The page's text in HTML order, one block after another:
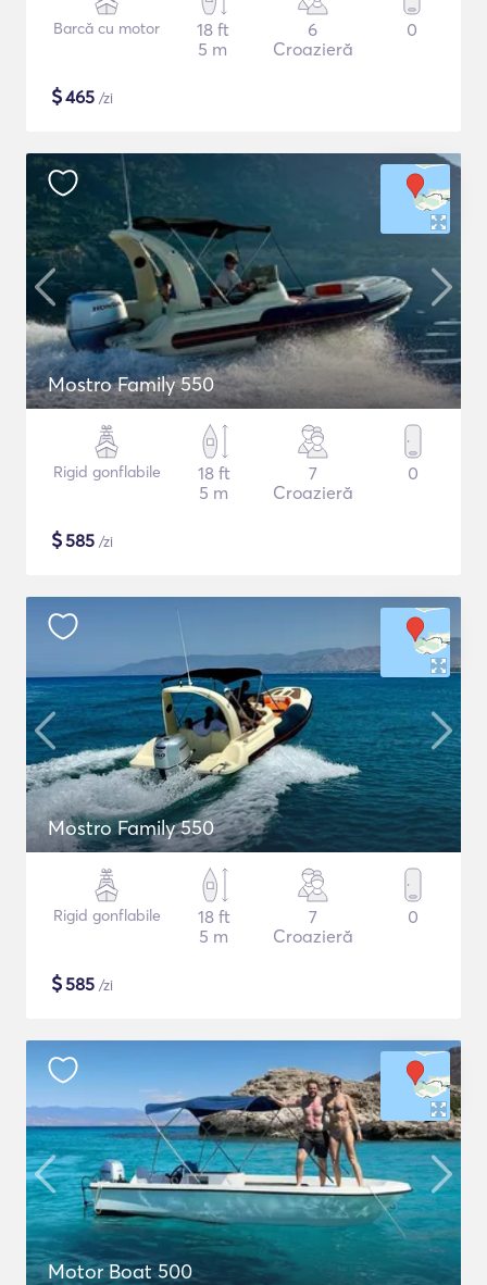
Barcă cu motor
18 ft
5 m
6
Croazieră
0
$465 /zi
Mostro Family 550
Rigid gonflabile
18 ft
5 m
7
Croazieră
0
$585 /zi
Mostro Family 550
Rigid gonflabile
18 ft
5 m
7
Croazieră
0
$585 /zi
Motor Boat 500